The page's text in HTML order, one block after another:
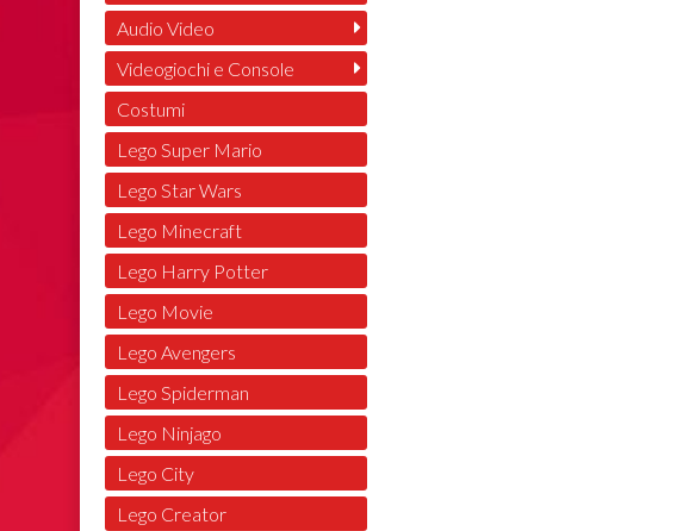
Audio Video
Videogiochi e Console
Costumi
Lego Super Mario
Lego Star Wars
Lego Minecraft
Lego Harry Potter
Lego Movie
Lego Avengers
Lego Spiderman
Lego Ninjago
Lego City
Lego Creator